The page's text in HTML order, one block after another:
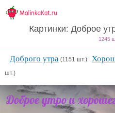
Картинки: Доброе
1245
Доброго утра (1151 шт.)
шт.)